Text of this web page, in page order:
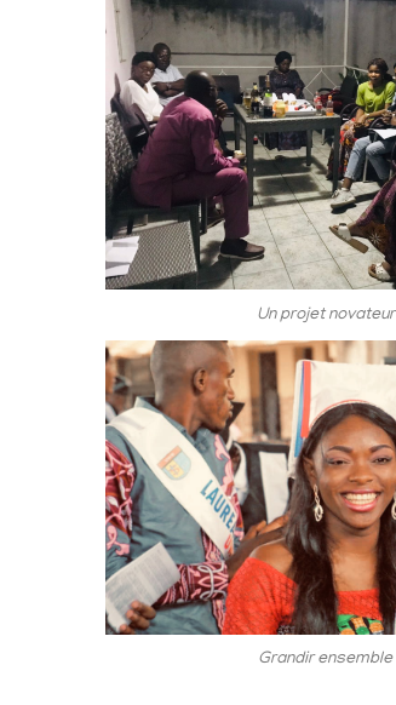
Un projet novateur
Grandir ensemble